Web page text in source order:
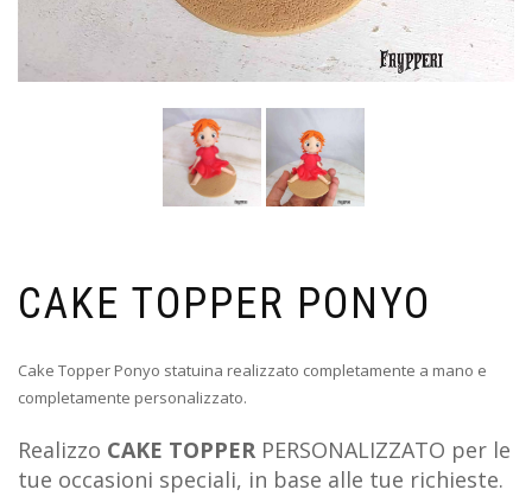
CAKE TOPPER PONYO
Cake Topper Ponyo statuina realizzato completamente a mano e
completamente personalizzato.
Realizzo CAKE TOPPER PERSONALIZZATO per le
tue occasioni speciali, in base alle tue richieste.